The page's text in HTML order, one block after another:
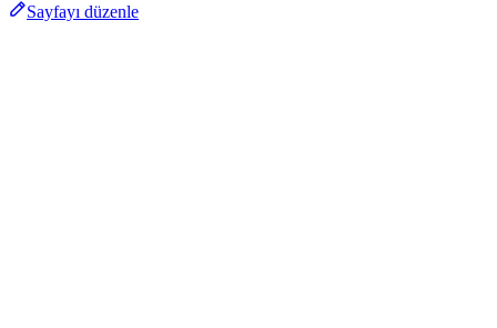
Sayfayı düzenle